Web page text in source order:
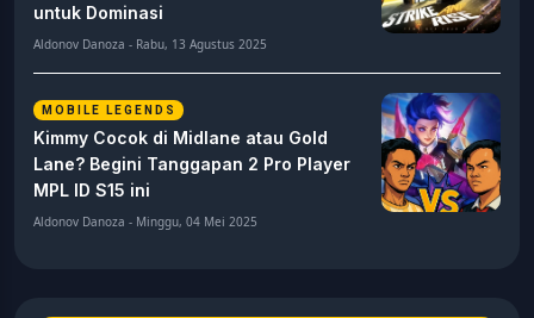
untuk Dominasi
Aldonov Danoza - Rabu, 13 Agustus 2025
MOBILE LEGENDS
Kimmy Cocok di Midlane atau Gold
Lane? Begini Tanggapan 2 Pro Player
MPL ID S15 ini
Aldonov Danoza - Minggu, 04 Mei 2025